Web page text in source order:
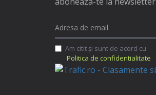
Am citit şi sunt de acord cu
Politica de confidentialitate